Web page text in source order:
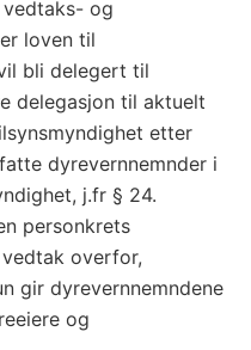
vedtaks- og
loven til
bli delegert til
delegasjon til aktuelt
etter
dyrevernnemnder i
j.fr § 24.
personkrets
overfor,
gir dyrevernnemndene
og